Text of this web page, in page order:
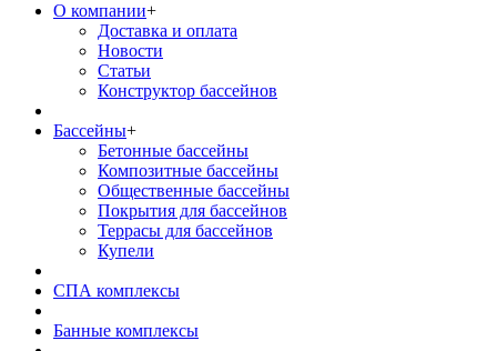
О компании+
Доставка и оплата
Новости
Статьи
Конструктор бассейнов
Бассейны+
Бетонные бассейны
Композитные бассейны
Общественные бассейны
Покрытия для бассейнов
Террасы для бассейнов
Купели
СПА комплексы
Банные комплексы